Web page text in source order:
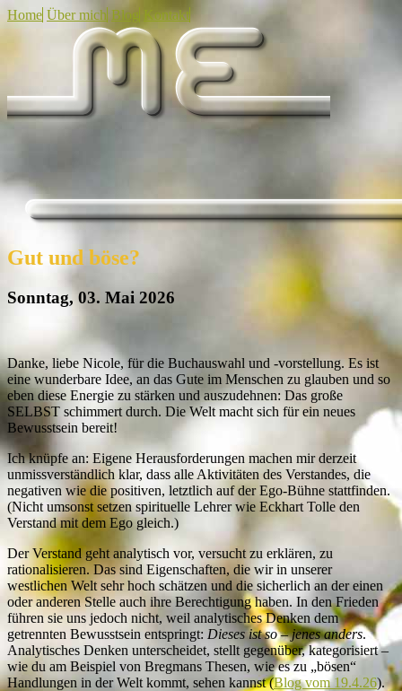
Home Über mich Blog Kontakt
Gut und böse?
Sonntag, 03. Mai 2026
Danke, liebe Nicole, für die Buchauswahl und -vorstellung. Es ist
eine wunderbare Idee, an das Gute im Menschen zu glauben und so
eben diese Energie zu stärken und auszudehnen: Das große
SELBST schimmert durch. Die Welt macht sich für ein neues
Bewusstsein bereit!
Ich knüpfe an: Eigene Herausforderungen machen mir derzeit
unmissverständlich klar, dass alle Aktivitäten des Verstandes, die
negativen wie die positiven, letztlich auf der Ego-Bühne stattfinden.
(Nicht umsonst setzen spirituelle Lehrer wie Eckhart Tolle den
Verstand mit dem Ego gleich.)
Der Verstand geht analytisch vor, versucht zu erklären, zu
rationalisieren. Das sind Eigenschaften, die wir in unserer
westlichen Welt sehr hoch schätzen und die sicherlich an der einen
oder anderen Stelle auch ihre Berechtigung haben. In den Frieden
führen sie uns jedoch nicht, weil analytisches Denken dem
getrennten Bewusstsein entspringt: Dieses ist so – jenes anders.
Analytisches Denken unterscheidet, stellt gegenüber, kategorisiert –
wie du am Beispiel von Bregmans Thesen, wie es zu „bösen“
Handlungen in der Welt kommt, sehen kannst (Blog vom 19.4.26).